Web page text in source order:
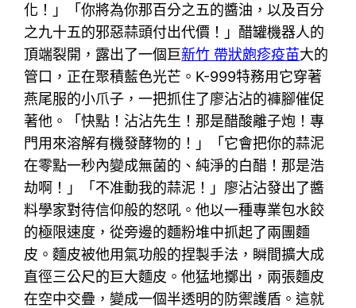
化！」「你將為你那百分之五的醬油，以及百分
之九十五的邪惡蒜頭付出代價！」醋罐機器人的
頂端裂開，露出了一個巨新竹 帶狀皰疹疫苗大的
管口，正在聚積藍色光芒。K-999特務用它穿著
燕尾服的小爪子，一把抓住了廖沾沾的褲腳催促
著他。「快點！沾沾先生！那是醋酸離子炮！專
門用來溶解有機發酵物的！」「它會把你的蒜泥
在零點一秒內變成無菌的、純淨的白醋！那是浩
劫啊！」「不准動我的蒜泥！」廖沾沾發出了醬
料學家對待信仰般的怒吼。他以一種專業包水餃
的極限速度，從旁邊的麵粉堆中抓起了兩團麵
皮。麵皮被他用氣功般的捏製手法，瞬間擴大成
直徑三公尺的巨大麵皮。他猛地擲出，兩張麵皮
在空中交疊，變成一個半透明的防禦護盾。這就